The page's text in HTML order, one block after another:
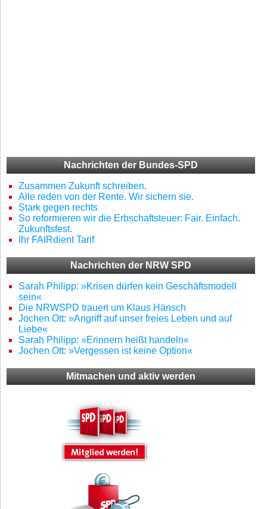
Nachrichten der Bundes-SPD
Zusammen Zukunft schreiben.
Alle reden von der Rente. Wir sichern sie.
Stark gegen rechts
So reformieren wir die Erbschaftsteuer: Fair. Einfach.
Zukunftsfest.
Ihr FAIRdient Tarif
Nachrichten der NRW SPD
Sarah Philipp: »Krisen dürfen kein Geschäftsmodell
sein«
Die NRWSPD trauert um Klaus Hänsch
Jochen Ott: »Angriff auf unser freies Leben und auf
Liebe«
Sarah Philipp: »Erinnern heißt handeln«
Jochen Ott: »Vergessen ist keine Option«
Mitmachen und aktiv werden